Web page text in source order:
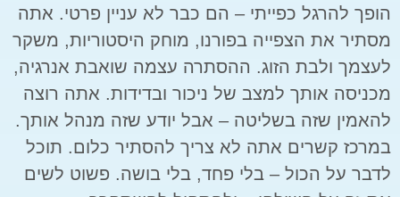
הופך להרגל כפייתי – הם כבר לא עניין פרטי. אתה
מסתיר את הצפייה בפורנו, מוחק היסטוריות, משקר
לעצמך ולבת הזוג. ההסתרה עצמה שואבת אנרגיה,
מכניסה אותך למצב של ניכור ובדידות. אתה רוצה
להאמין שזה בשליטה – אבל יודע שזה מנהל אותך.
במרכז קשרים אתה לא צריך להסתיר כלום. תוכל
לדבר על הכול – בלי פחד, בלי בושה. פשוט לשים